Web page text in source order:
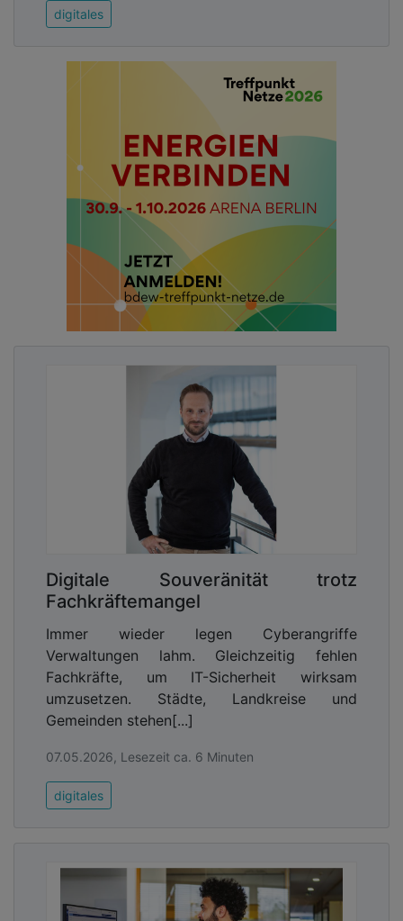
digitales
Digitale Souveränität trotz
Fachkräftemangel
Immer wieder legen Cyberangriffe
Verwaltungen lahm. Gleichzeitig fehlen
Fachkräfte, um IT-Sicherheit wirksam
umzusetzen. Städte, Landkreise und
Gemeinden stehen[...]
07.05.2026, Lesezeit ca. 6 Minuten
digitales